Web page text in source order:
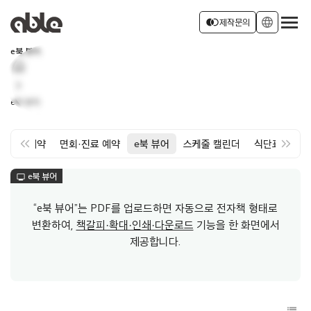
join_left제작문의 language
e북 뷰어
home
e북 뷰어
keyboard_double_arrow_left
대관예약 면회·진료 예약 e북 뷰어 스케줄 캘린더 식단표 keyboard_double_arrow_right
monitor e북 뷰어
“e북 뷰어”는 PDF를 업로드하면 자동으로 전자책 형태로
변환하여, 책갈피·확대·인쇄·다운로드 기능을 한 화면에서
제공합니다.